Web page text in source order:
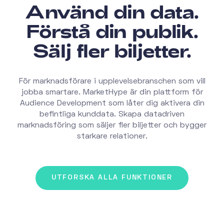
Använd din data.
Förstå din publik.
Sälj fler biljetter.
För marknadsförare i upplevelsebranschen som vill
jobba smartare. MarketHype är din plattform för
Audience Development som låter dig aktivera din
befintliga kunddata. Skapa datadriven
marknadsföring som säljer fler biljetter och bygger
starkare relationer.